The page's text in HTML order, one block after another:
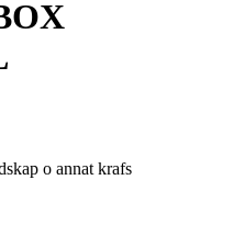
o annat krafs